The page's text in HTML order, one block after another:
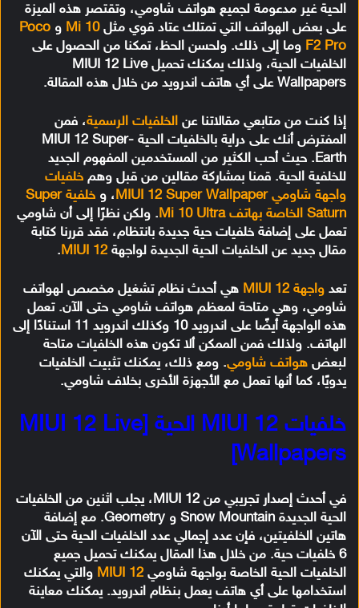
الحية غير مدعومة لجميع هواتف شاومي، وتقتصر هذه الميزة
على بعض الهواتف التي تمتلك عتاد قوي مثلMi 10 و Poco
F2 Pro وما إلى ذلك. ولحسن الحظ، تمكنا من الحصول على
الخلفيات الحية، ولذلك يمكنك تحميل MIUI 12 Live
Wallpapers على أي هاتف اندرويد من خلال هذه المقالة.
إذا كنت من متابعي مقالاتنا عن الخلفيات الرسمية، فمن
المفترض أنك على دراية بالخلفيات الحية MIUI 12 Super-
Earth. حيث أحب الكثير من المستخدمين المفهوم الجديد
للخلفية الحية. قمنا بمشاركة مقالين من قبل وهم خلفيات
واجهة شاومي MIUI 12 Super Wallpaper
، و
خلفية Super
Saturn الخاصة بهاتف Mi 10 Ultra
. ولكن نظرًا إلى أن شاومي
تعمل على إضافة خلفيات حية جديدة بانتظام، فقد قررنا كتابة
مقال جديد عن الخلفيات الحية الجديدة لواجهة MIUI 12
.
تعد واجهة MIUI 12
هي أحدث نظام تشغيل مخصص لهواتف
شاومي، وهي متاحة لمعظم هواتف شاومي حتى الآن. تعمل
هذه الواجهة أيضًا على اندرويد 10 وكذلك اندرويد 11 استنادًا إلى
الهاتف. ولذلك فمن الممكن ألا تكون هذه الخلفيات متاحة
لبعض هواتف شاومي. ومع ذلك، يمكنك تثبيت الخلفيات
يدويًا، كما أنها تعمل مع الأجهزة الأخرى بخلاف شاومي.
خلفيات MIUI 12 الحية [MIUI 12 Live
Wallpapers]
في أحدث إصدار تجريبي من MIUI 12، يجلب اثنين من الخلفيات
الحية الجديدة Snow Mountain و Geometry. مع إضافة
هاتين الخلفيتين، فإن عدد إجمالي عدد الخلفيات الحية حتى الآن
6 خلفيات حية. من خلال هذا المقال يمكنك تحميل جميع
الخلفيات الحية الخاصة بواجهة شاومي MIUI 12 والتي يمكنك
استخدامها على أي هاتف يعمل بنظام اندرويد. يمكنك معاينة